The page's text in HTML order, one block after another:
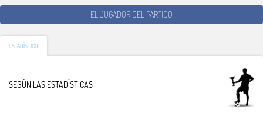
EL JUGADOR DEL PARTIDO
ESTADÍSTICO
SEGÚN LAS ESTADÍSTICAS